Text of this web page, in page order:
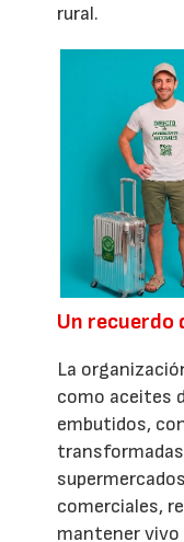
rural.
Un recuerdo
La
como aceites
embutidos,
comerciales,
mantener